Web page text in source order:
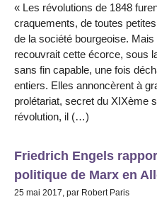
« Les révolutions de 1848
craquements, de toutes
de la société bourgeoise.
recouvrait cette écorce, sous
sans fin capable, une fois
entiers. Elles annoncèrent à
prolétariat, secret du XIXème
révolution, il (…)
Friedrich Engels
politique de Marx en
25 mai 2017, par Robert Paris